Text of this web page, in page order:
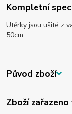
Kompletní
Utěrky jsou ušité z
50cm
Původ zboží
Zboží